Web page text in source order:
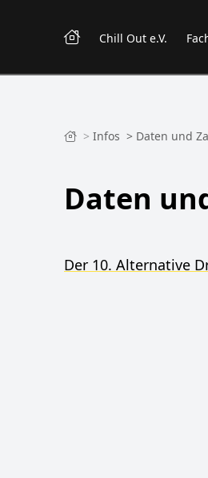
Chill Out e.V.
> Infos > Daten und
Daten
Der 10. Alternative